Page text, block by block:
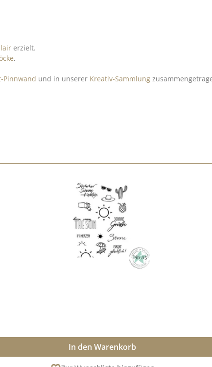
erzielt.
,
Pinnwand und in unserer Kreativ-Sammlung
In den Warenkorb